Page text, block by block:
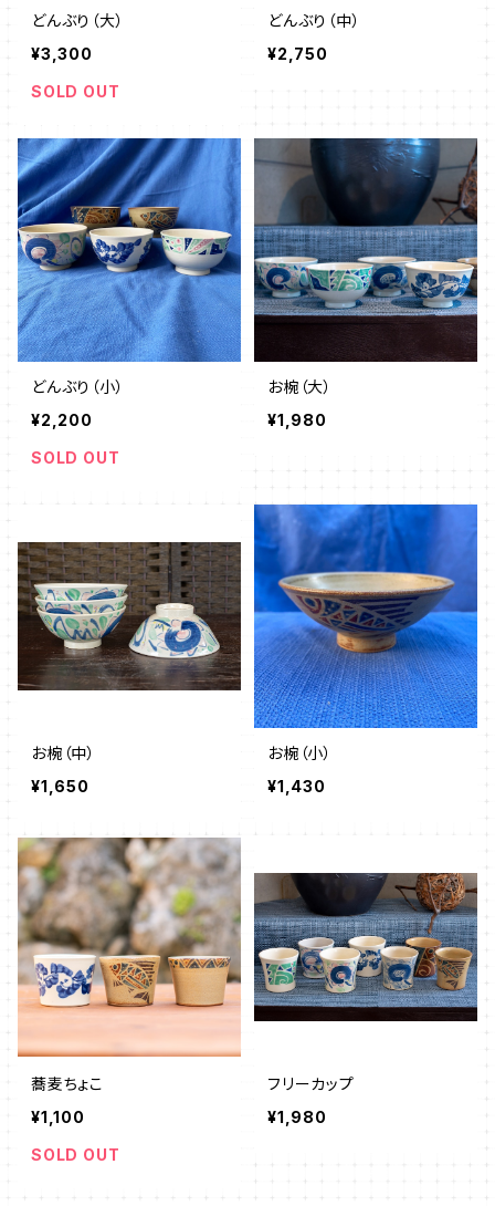
どんぶり（大）
¥3,300
SOLD OUT
どんぶり（中）
¥2,750
どんぶり（小）
¥2,200
SOLD OUT
お椀（大）
¥1,980
お椀（中）
¥1,650
お椀（小）
¥1,430
蕎麦ちょこ
¥1,100
SOLD OUT
フリーカップ
¥1,980